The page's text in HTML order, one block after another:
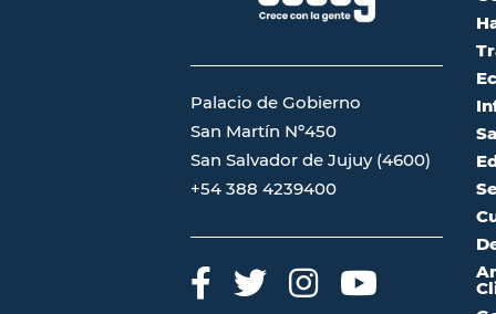
Palacio de Gobierno
San Martín Nº450
San Salvador de Jujuy (4600)
+54 388 4239400